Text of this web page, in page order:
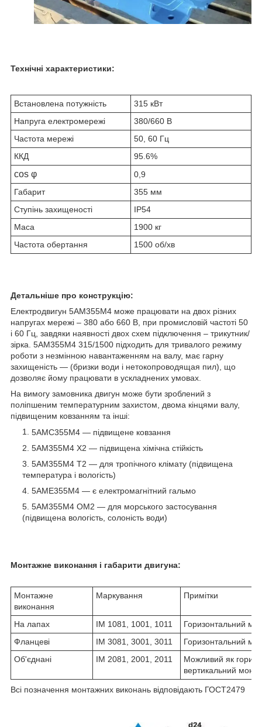
Технічні характеристики:
Встановлена потужність
315 кВт
Напруга електромережі
380/660 В
Частота мережі
50, 60 Гц
ККД
95.6%
cos φ
0,9
Габарит
355 мм
Ступінь захищеності
IP54
Маса
1900 кг
Частота обертання
1500 об/хв
Детальніше про конструкцію:
Електродвигун 5АМ355М4 може працювати на двох різних
напругах мережі – 380 або 660 В, при промисловій частоті 50
і 60 Гц, завдяки наявності двох схем підключення – трикутник/
зірка. 5АМ355М4 315/1500 підходить для тривалого режиму
роботи з незмінною навантаженням на валу, має гарну
захищеність ― (бризки води і нетокопроводящая пил), що
дозволяє йому працювати в ускладнених умовах.
На вимогу замовника двигун може бути зроблений з
поліпшеним температурним захистом, двома кінцями валу,
підвищеним ковзанням та інші:
5АМС355М4 ― підвищене ковзання
5АМ355М4 Х2 ― підвищена хімічна стійкість
5АМ355М4 Т2 ― для тропічного клімату (підвищена
температура і вологість)
5АМЕ355М4 ― є електромагнітний гальмо
5АМ355М4 ОМ2 ― для морського застосування
(підвищена вологість, солоність води)
Монтажне виконання і габарити двигуна:
Монтажне
виконання
Маркування Примітки
На лапах IM 1081, 1001, 1011
Горизонтальний
Фланцеві
IM 3081, 3001, 3011
Горизонтальний
Об'єднані
IM 2081, 2001, 2011
Можливий як
вертикальний
Всі позначення монтажних виконань відповідають ГОСТ2479